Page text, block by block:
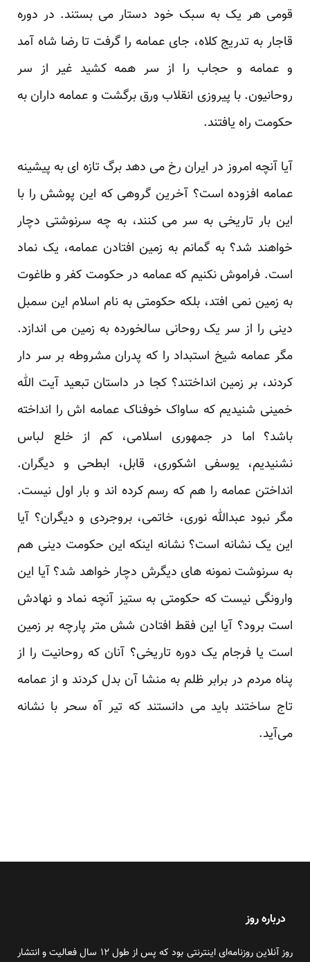
قومی هر یک به سبک خود دستار می بستند. در دوره
قاجار به تدریج کلاه، جای عمامه را گرفت تا رضا شاه آمد
و عمامه و حجاب را از سر همه کشید غیر از سر
روحانیون. با پیروزی انقلاب ورق برگشت و عمامه داران به
حکومت راه یافتند.
آیا آنچه امروز در ایران رخ می دهد برگ تازه ای به پیشینه
عمامه افزوده است؟ آخرین گروهی که این پوشش را با
این بار تاریخی به سر می کنند، به چه سرنوشتی دچار
خواهند شد؟ به گمانم به زمین افتادن عمامه، یک نماد
است. فراموش نکنیم که عمامه در حکومت کفر و طاغوت
به زمین نمی افتد، بلکه حکومتی به نام اسلام این سمبل
دینی را از سر یک روحانی سالخورده به زمین می اندازد.
مگر عمامه شیخ استبداد را که پدران مشروطه بر سر دار
کردند، بر زمین انداختند؟ کجا در داستان تبعید آیت الله
خمینی شنیدیم که ساواک خوفناک عمامه اش را انداخته
باشد؟ اما در جمهوری اسلامی، کم از خلع لباس
نشنیدیم، یوسفی اشکوری، قابل، ابطحی و دیگران.
انداختن عمامه را هم که رسم کرده اند و بار اول نیست.
مگر نبود عبدالله نوری، خاتمی، بروجردی و دیگران؟ آیا
این یک نشانه است؟ نشانه اینکه این حکومت دینی هم
به سرنوشت نمونه های دیگرش دچار خواهد شد؟ آیا این
وارونگی نیست که حکومتی به ستیز آنچه نماد و نهادش
است برود؟ آیا این فقط افتادن شش متر پارچه بر زمین
است یا فرجام یک دوره تاریخی؟ آنان که روحانیت را از
پناه مردم در برابر ظلم به منشا آن بدل کردند و از عمامه
تاج ساختند باید می دانستند که تیر آه سحر با نشانه
می‌آید.
درباره روز
روز آنلاین روزنامه‌ای اینترنتی بود که پس از طول ۱۲ سال فعالیت و انتشار